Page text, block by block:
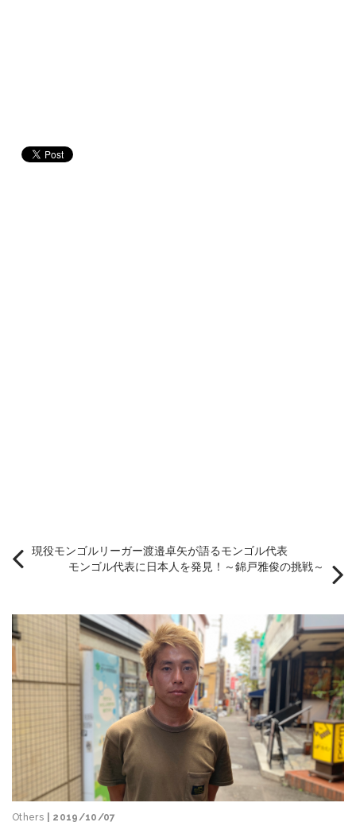
現役モンゴルリーガー渡邉卓矢が語るモンゴル代表
モンゴル代表に日本人を発見！～錦戸雅俊の挑戦～
Others | 2019/10/07